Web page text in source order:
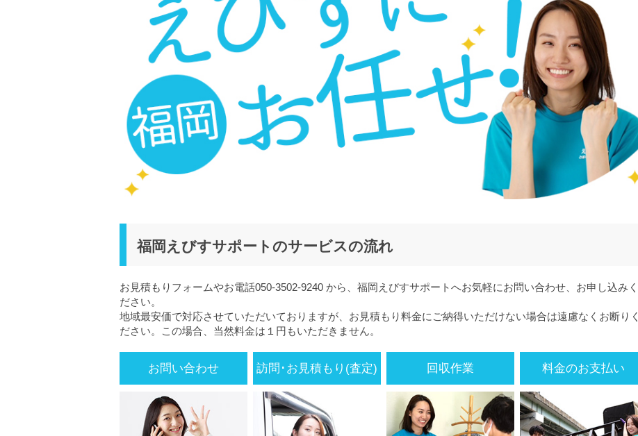
福岡えびすサポートのサービスの流れ
お見積もりフォームやお電話050-3502-9240 から、福岡えびすサポートへお気軽にお問い合わせ、お申し込みく
ださい。
地域最安価で対応させていただいておりますが、お見積もり料金にご納得いただけない場合は遠慮なくお断りく
ださい。この場合、当然料金は１円もいただきません。
お問い合わせ 訪問･お見積もり(査定) 回収作業 料金のお支払い